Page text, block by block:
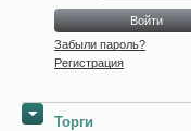
Забыли пароль?
Регистрация
Торги